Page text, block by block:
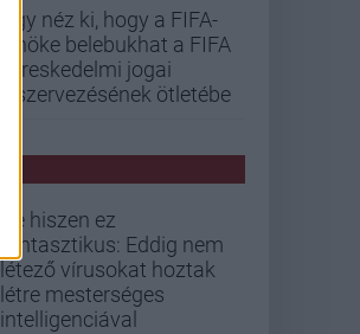
Úgy néz ki, hogy a FIFA-
elnöke belebukhat a FIFA
kereskedelmi jogai
kiszervezésének ötletébe
De hiszen ez
fantasztikus: Eddig nem
létező vírusokat hoztak
létre mesterséges
intelligenciával